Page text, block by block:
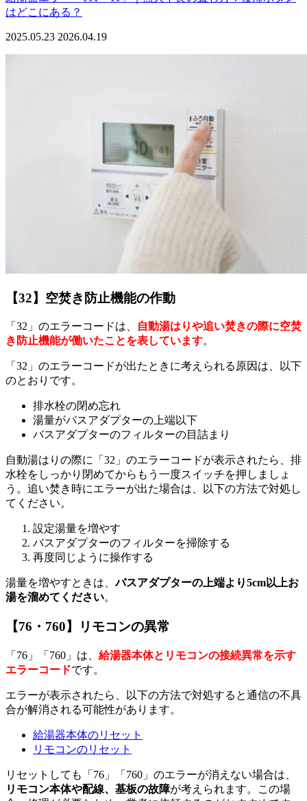
はどこにある？
2025.05.23 2026.04.19
【32】空焚き防止機能の作動
「32」のエラーコードは、
自動湯はりや追い焚きの際に空焚
き防止機能が働いたことを表しています。
「32」のエラーコードが出たときに考えられる原因は、以下
のとおりです。
排水栓の閉め忘れ
湯量がバスアダプターの上端以下
バスアダプターのフィルターの目詰まり
自動湯はりの際に「32」のエラーコードが表示されたら、排
水栓をしっかり閉めてからもう一度スイッチを押しましょ
う。追い焚き時にエラーが出た場合は、以下の方法で対処し
てください。
設定湯量を増やす
バスアダプターのフィルターを掃除する
再度同じように操作する
湯量を増やすときは、バスアダプターの上端より5cm以上お
湯を溜めてください。
【76・760】リモコンの異常
「76」「760」は、 給湯器本体とリモコンの接続異常を示す
エラーコードです。
エラーが表示されたら、以下の方法で対処すると通信の不具
合が解消される可能性があります。
給湯器本体のリセット
リモコンのリセット
リセットしても「76」「760」のエラーが消えない場合は、
リモコン本体や配線、基板の故障が考えられます。この場